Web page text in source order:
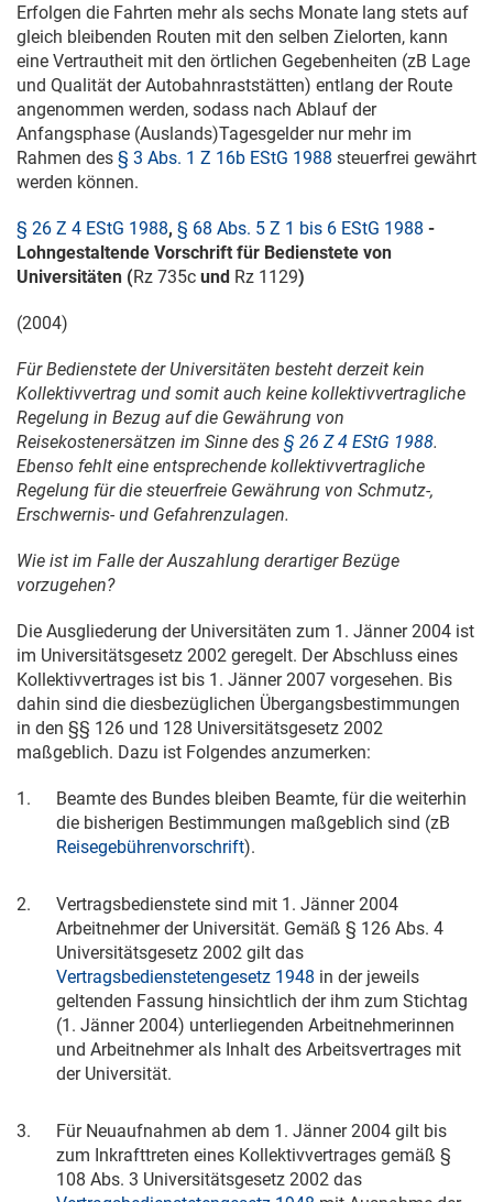
Erfolgen die Fahrten mehr als sechs Monate lang stets auf
gleich bleibenden Routen mit den selben Zielorten, kann
eine Vertrautheit mit den örtlichen Gegebenheiten (zB Lage
und Qualität der Autobahnraststätten) entlang der Route
angenommen werden, sodass nach Ablauf der
Anfangsphase (Auslands)Tagesgelder nur mehr im
Rahmen des § 3 Abs. 1 Z 16b EStG 1988 steuerfrei gewährt
werden können.
§ 26 Z 4 EStG 1988, § 68 Abs. 5 Z 1 bis 6 EStG 1988 -
Lohngestaltende Vorschrift für Bedienstete von
Universitäten (Rz 735c und Rz 1129)
(2004)
Für Bedienstete der Universitäten besteht derzeit kein
Kollektivvertrag und somit auch keine kollektivvertragliche
Regelung in Bezug auf die Gewährung von
Reisekostenersätzen im Sinne des § 26 Z 4 EStG 1988.
Ebenso fehlt eine entsprechende kollektivvertragliche
Regelung für die steuerfreie Gewährung von Schmutz-,
Erschwernis- und Gefahrenzulagen.
Wie ist im Falle der Auszahlung derartiger Bezüge
vorzugehen?
Die Ausgliederung der Universitäten zum 1. Jänner 2004 ist
im Universitätsgesetz 2002 geregelt. Der Abschluss eines
Kollektivvertrages ist bis 1. Jänner 2007 vorgesehen. Bis
dahin sind die diesbezüglichen Übergangsbestimmungen
in den §§ 126 und 128 Universitätsgesetz 2002
maßgeblich. Dazu ist Folgendes anzumerken:
1.
Beamte des Bundes bleiben Beamte, für die weiterhin
die bisherigen Bestimmungen maßgeblich sind (zB
Reisegebührenvorschrift).
2. Vertragsbedienstete sind mit 1. Jänner 2004
Arbeitnehmer der Universität. Gemäß § 126 Abs. 4
Universitätsgesetz 2002 gilt das
Vertragsbedienstetengesetz 1948 in der jeweils
geltenden Fassung hinsichtlich der ihm zum Stichtag
(1. Jänner 2004) unterliegenden Arbeitnehmerinnen
und Arbeitnehmer als Inhalt des Arbeitsvertrages mit
der Universität.
3. Für Neuaufnahmen ab dem 1. Jänner 2004 gilt bis
zum Inkrafttreten eines Kollektivvertrages gemäß §
108 Abs. 3 Universitätsgesetz 2002 das